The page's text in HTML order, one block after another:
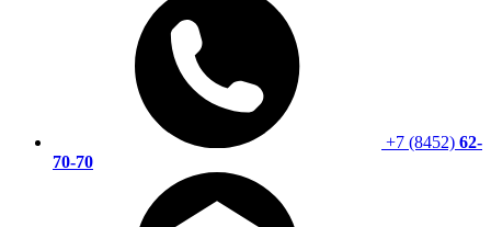
+7 (8452) 62-
70-70